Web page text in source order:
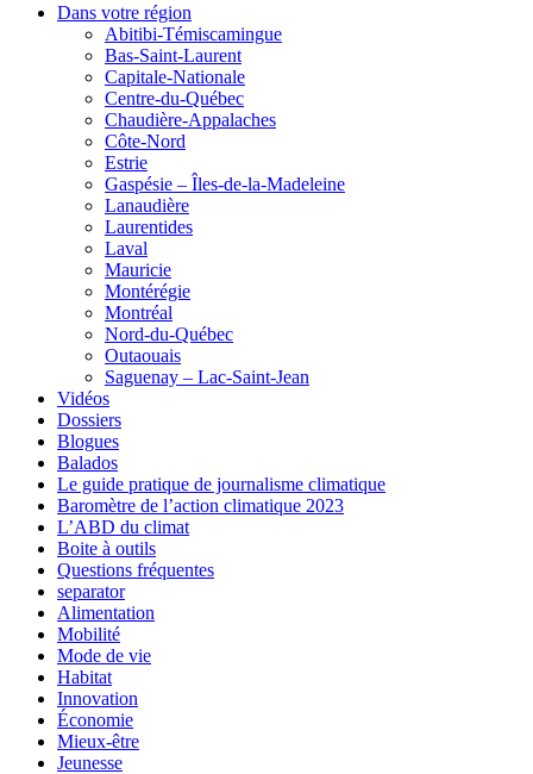
Dans votre région
Abitibi-Témiscamingue
Bas-Saint-Laurent
Capitale-Nationale
Centre-du-Québec
Chaudière-Appalaches
Côte-Nord
Estrie
Gaspésie – Îles-de-la-Madeleine
Lanaudière
Laurentides
Laval
Mauricie
Montérégie
Montréal
Nord-du-Québec
Outaouais
Saguenay – Lac-Saint-Jean
Vidéos
Dossiers
Blogues
Balados
Le guide pratique de journalisme climatique
Baromètre de l’action climatique 2023
L’ABD du climat
Boite à outils
Questions fréquentes
separator
Alimentation
Mobilité
Mode de vie
Habitat
Innovation
Économie
Mieux-être
Jeunesse